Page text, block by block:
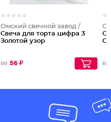
Омский свечной завод /
Свеча для торта цифра 3
Золотой узор
117 56 ₽ 110